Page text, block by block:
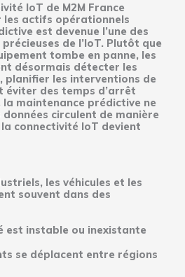
IoT de M2M France
actifs opérationnels
est devenue l’une des
de l’IoT. Plutôt que
tombe en panne, les
désormais détecter les
planifier les interventions de
éviter des temps d’arrêt
la maintenance prédictive ne
circulent de manière
connectivité IoT devient
les véhicules et les
souvent dans des
est instable ou inexistante
se déplacent entre régions